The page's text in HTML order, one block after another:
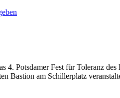
Potsdamer Fest für Toleranz
Bastion am Schillerplatz